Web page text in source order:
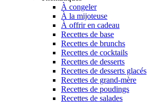
À congeler
À la mijoteuse
À offrir en cadeau
Recettes de base
Recettes de brunchs
Recettes de cocktails
Recettes de desserts
Recettes de desserts glacés
Recettes de grand-mère
Recettes de poudings
Recettes de salades